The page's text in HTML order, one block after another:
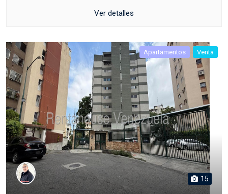
Ver detalles
Apartamentos Venta
15